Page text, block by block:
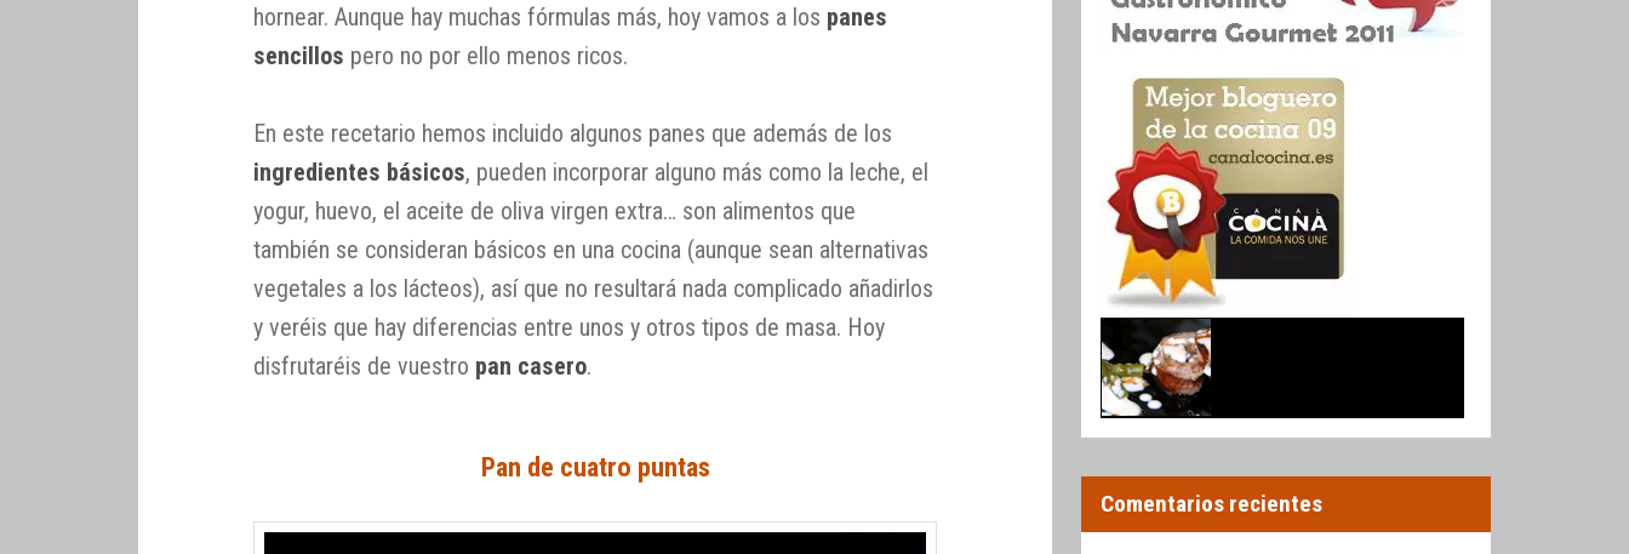
hornear. Aunque hay muchas fórmulas más, hoy vamos a los panes
sencillos pero no por ello menos ricos.
En este recetario hemos incluido algunos panes que además de los
ingredientes básicos, pueden incorporar alguno más como la leche, el
yogur, huevo, el aceite de oliva virgen extra… son alimentos que
también se consideran básicos en una cocina (aunque sean alternativas
vegetales a los lácteos), así que no resultará nada complicado añadirlos
y veréis que hay diferencias entre unos y otros tipos de masa. Hoy
disfrutaréis de vuestro pan casero.
Pan de cuatro puntas
Comentarios recientes